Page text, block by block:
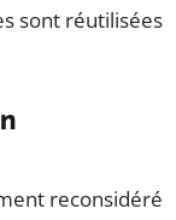
sont réutilisées
reconsidéré